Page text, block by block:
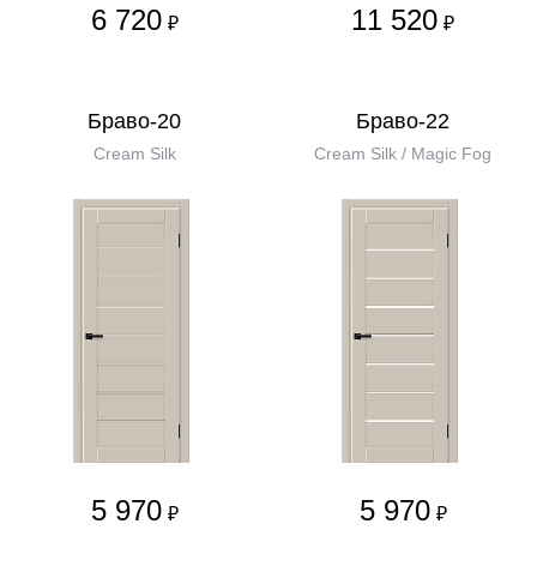
6 720 ₽ 11 520 ₽
Браво-20
Cream Silk
5 970 ₽
Браво-22
Cream Silk / Magic Fog
5 970 ₽